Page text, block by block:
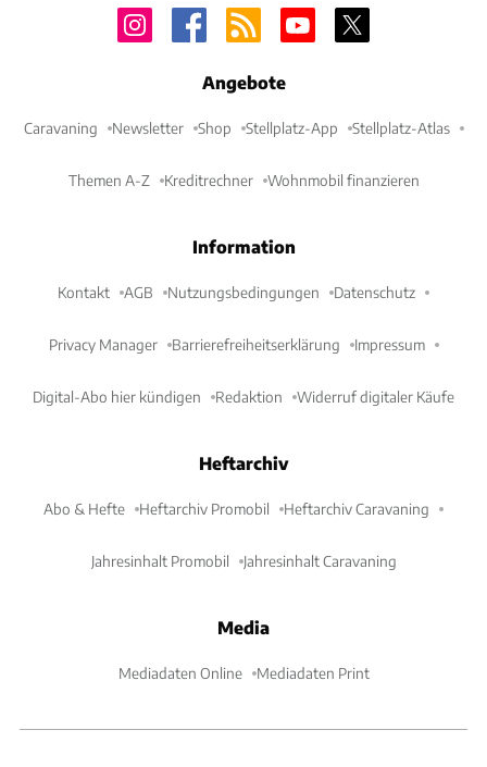
Angebote
Caravaning Newsletter Shop Stellplatz-App Stellplatz-Atlas
Themen A-Z Kreditrechner Wohnmobil finanzieren
Information
Kontakt AGB Nutzungsbedingungen Datenschutz
Privacy Manager Barrierefreiheitserklärung Impressum
Digital-Abo hier kündigen Redaktion Widerruf digitaler Käufe
Heftarchiv
Abo & Hefte Heftarchiv Promobil Heftarchiv Caravaning
Jahresinhalt Promobil Jahresinhalt Caravaning
Media
Mediadaten Online Mediadaten Print